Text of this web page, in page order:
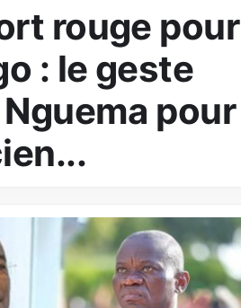
rouge pour
: le geste
Nguema pour